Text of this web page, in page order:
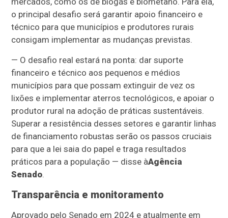
o principal desafio será garantir apoio financeiro e
técnico para que municípios e produtores rurais
consigam implementar as mudanças previstas.
— O desafio real estará na ponta: dar suporte
financeiro e técnico aos pequenos e médios
municípios para que possam extinguir de vez os
lixões e implementar aterros tecnológicos, e apoiar o
produtor rural na adoção de práticas sustentáveis.
Superar a resistência desses setores e garantir linhas
de financiamento robustas serão os passos cruciais
para que a lei saia do papel e traga resultados
práticos para a população — disse àAgência
Senado.
Transparência e monitoramento
Aprovado pelo Senado em 2024 e atualmente em